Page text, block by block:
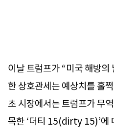
이날 트럼프가 “미국 해방의
한 상호관세는 예상치를 훌
초 시장에서는 트럼프가 무
목한 ‘더티 15(dirty 15)’에